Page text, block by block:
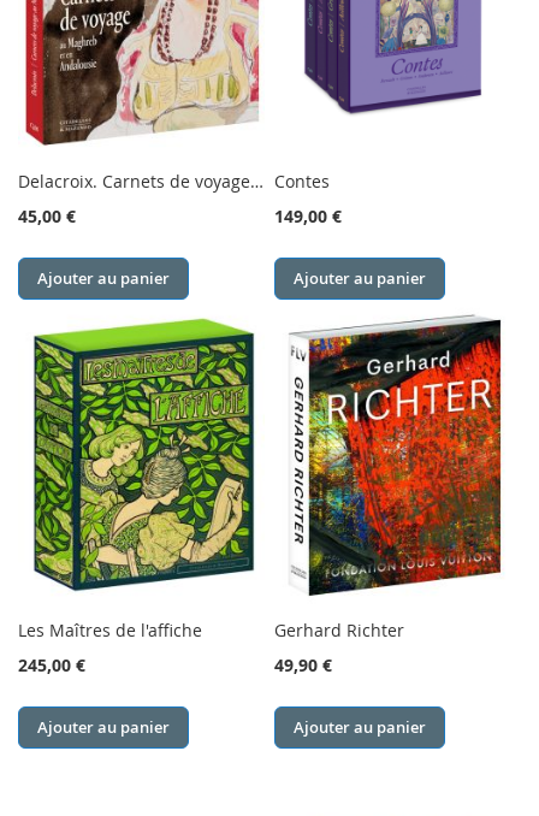
Delacroix. Carnets de voyage au Maghreb et en Andalousie
45,00 €
Ajouter au panier
Contes
149,00 €
Ajouter au panier
Les Maîtres de l'affiche
245,00 €
Ajouter au panier
Gerhard Richter
49,90 €
Ajouter au panier